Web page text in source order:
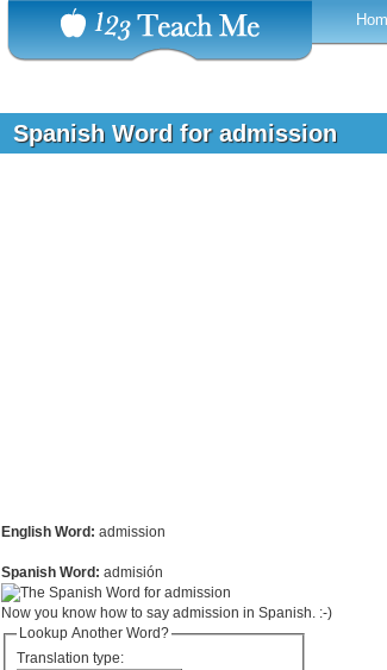
Spanish Word for admission
English Word: admission
Spanish Word: admisión
Now you know how to say admission in Spanish. :-)
Lookup Another Word?
Translation type: